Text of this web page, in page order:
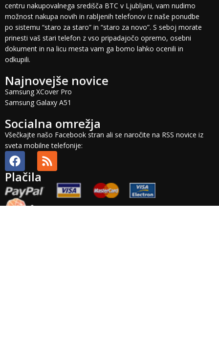
centru nakupovalnega središča BTC v Ljubljani, vam nudimo
možnost nakupa novih in rabljenih telefonov iz naše ponudbe
po sistemu “staro za staro” in “staro za novo”. S seboj morate
prinesti vaš stari telefon z vso pripadajočo opremo, osebni
dokument in na licu mesta vam ga bomo lahko ocenili in
odkupili.
Najnovejše novice
Samsung XCover Pro
Samsung Galaxy A51
Socialna omrežja
Všečkajte našo Facebook stran ali se naročite na RSS novice iz
sveta mobilne telefonije:
Plačila